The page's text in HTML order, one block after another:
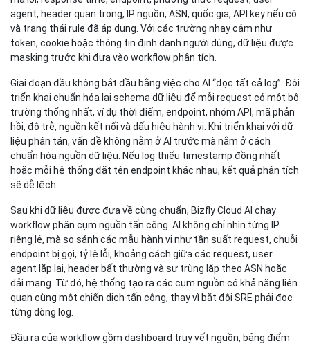
agent, header quan trọng, IP nguồn, ASN, quốc gia, API key nếu có
và trạng thái rule đã áp dụng. Với các trường nhạy cảm như
token, cookie hoặc thông tin định danh người dùng, dữ liệu được
masking trước khi đưa vào workflow phân tích.
Giai đoạn đầu không bắt đầu bằng việc cho AI “đọc tất cả log”. Đội
triển khai chuẩn hóa lại schema dữ liệu để mỗi request có một bộ
trường thống nhất, ví dụ thời điểm, endpoint, nhóm API, mã phản
hồi, độ trễ, nguồn kết nối và dấu hiệu hành vi. Khi triển khai với dữ
liệu phân tán, vấn đề không nằm ở AI trước mà nằm ở cách
chuẩn hóa nguồn dữ liệu. Nếu log thiếu timestamp đồng nhất
hoặc mỗi hệ thống đặt tên endpoint khác nhau, kết quả phân tích
sẽ dễ lệch.
Sau khi dữ liệu được đưa về cùng chuẩn, Bizfly Cloud AI chạy
workflow phân cụm nguồn tấn công. AI không chỉ nhìn từng IP
riêng lẻ, mà so sánh các mẫu hành vi như tần suất request, chuỗi
endpoint bị gọi, tỷ lệ lỗi, khoảng cách giữa các request, user
agent lặp lại, header bất thường và sự trùng lặp theo ASN hoặc
dải mạng. Từ đó, hệ thống tạo ra các cụm nguồn có khả năng liên
quan cùng một chiến dịch tấn công, thay vì bắt đội SRE phải đọc
từng dòng log.
Đầu ra của workflow gồm dashboard truy vết nguồn, bảng điểm